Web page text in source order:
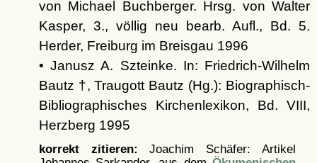
von Michael Buchberger. Hrsg. von Walter
Kasper, 3., völlig neu bearb. Aufl., Bd. 5.
Herder, Freiburg im Breisgau 1996
• Janusz A. Szteinke. In: Friedrich-Wilhelm
Bautz †, Traugott Bautz (Hg.): Biographisch-
Bibliographisches Kirchenlexikon, Bd. VIII,
Herzberg 1995
korrekt zitieren: Joachim Schäfer: Artikel